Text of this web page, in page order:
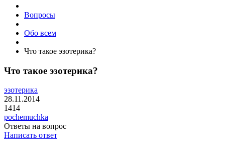
Вопросы
Обо всем
Что такое эзотерика?
Что такое эзотерика?
эзотерика
28.11.2014
1414
pochemuchka
Ответы на вопрос
Написать ответ